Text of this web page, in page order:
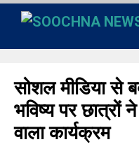
Skip
content
सोशल मीडिया से
भविष्य पर छात्रों
वाला कार्यक्रम